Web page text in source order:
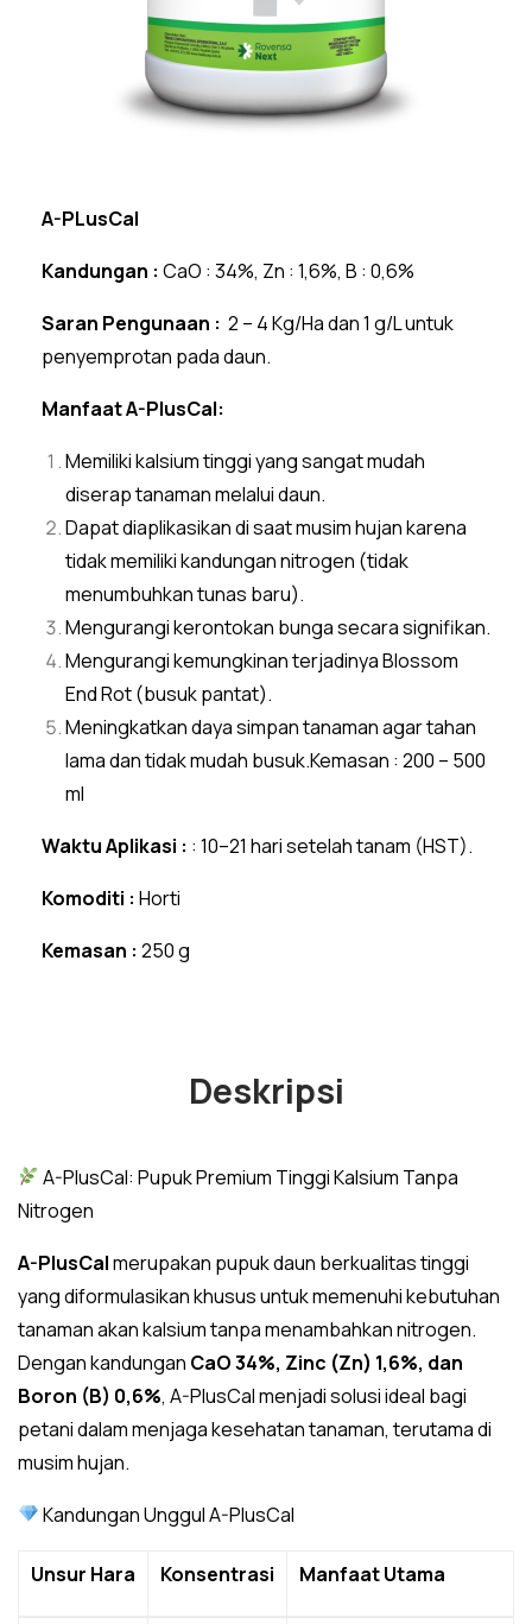
A-PLusCal
Kandungan : CaO : 34%, Zn : 1,6%, B : 0,6%
Saran Pengunaan : 2 – 4 Kg/Ha dan 1 g/L untuk
penyemprotan pada daun.
Manfaat A-PlusCal:
Memiliki kalsium tinggi yang sangat mudah
diserap tanaman melalui daun.
Dapat diaplikasikan di saat musim hujan karena
tidak memiliki kandungan nitrogen (tidak
menumbuhkan tunas baru).
Mengurangi kerontokan bunga secara signifikan.
Mengurangi kemungkinan terjadinya Blossom
End Rot (busuk pantat).
Meningkatkan daya simpan tanaman agar tahan
lama dan tidak mudah busuk.Kemasan : 200 – 500
ml
Waktu Aplikasi : : 10–21 hari setelah tanam (HST).
Komoditi : Horti
Kemasan : 250 g
Deskripsi
A-PlusCal: Pupuk Premium Tinggi Kalsium Tanpa
Nitrogen
A-PlusCalmerupakan pupuk daun berkualitas tinggi
yang diformulasikan khusus untuk memenuhi kebutuhan
tanaman akan kalsium tanpa menambahkan nitrogen.
Dengan kandungan CaO 34%, Zinc (Zn) 1,6%, dan
Boron (B) 0,6%, A-PlusCal menjadi solusi ideal bagi
petani dalam menjaga kesehatan tanaman, terutama di
musim hujan.
Kandungan Unggul A-PlusCal
Unsur Hara Konsentrasi Manfaat Utama